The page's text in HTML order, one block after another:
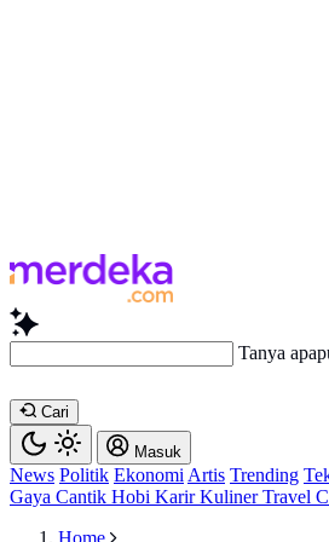
Tanya
Cari
Masuk
News Politik Ekonomi Artis Trending
Gaya Cantik Hobi KarirKulinerTravel
Home